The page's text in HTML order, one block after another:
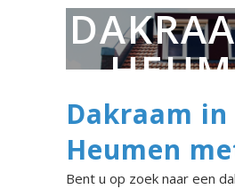
Dakraam in
Heumen
Bent u op zoek naar een